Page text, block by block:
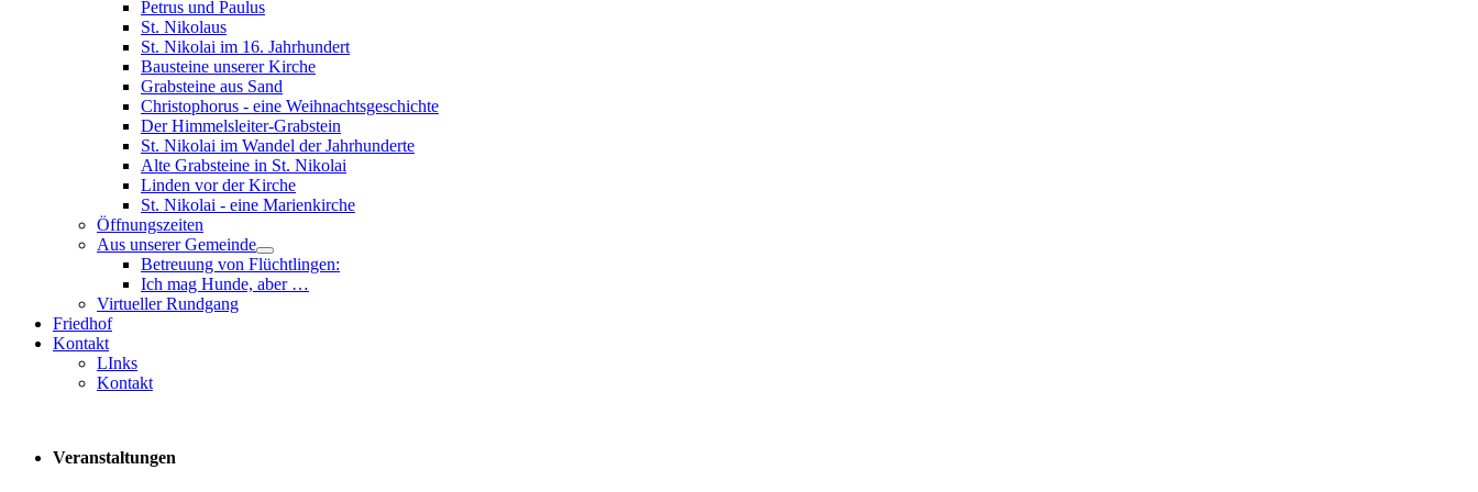
Petrus und Paulus
St. Nikolaus
St. Nikolai im 16. Jahrhundert
Bausteine unserer Kirche
Grabsteine aus Sand
Christophorus - eine Weihnachtsgeschichte
Der Himmelsleiter-Grabstein
St. Nikolai im Wandel der Jahrhunderte
Alte Grabsteine in St. Nikolai
Linden vor der Kirche
St. Nikolai - eine Marienkirche
Öffnungszeiten
Aus unserer Gemeinde
Betreuung von Flüchtlingen:
Ich mag Hunde, aber …
Virtueller Rundgang
Friedhof
Kontakt
LInks
Kontakt
Veranstaltungen